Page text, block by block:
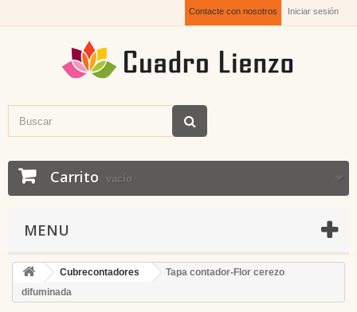
Iniciar sesión
Contacte con nosotros
Carrito vacío
MENU
Cubrecontadores
Tapa contador-Flor cerezo
difuminada